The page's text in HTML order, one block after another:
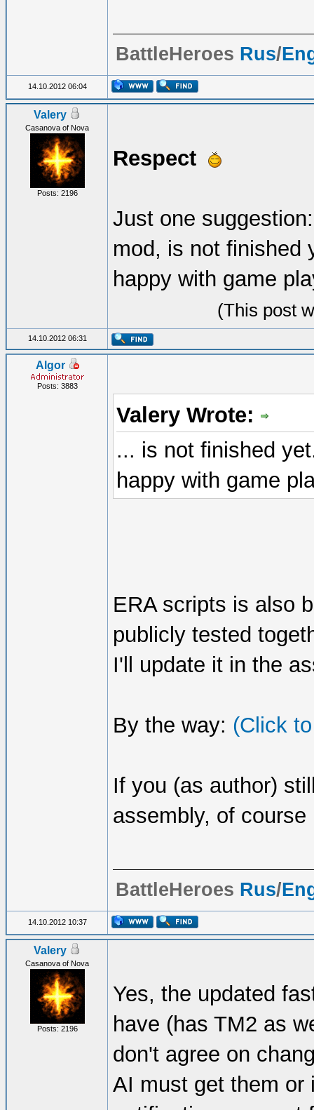
BattleHeroes Rus/
14.10.2012 06:04
Valery
Casanova of Nova
Posts: 2196
Respect
Just one
mod, is not finished
happy with game
(This post
14.10.2012 06:31
Algor
Posts: 3883
Valery Wrote:
... is not finished
happy with game
ERA scripts is also
publicly tested
I'll update it in the
By the way: (Click
If you (as author)
assembly, of
BattleHeroes Rus/
14.10.2012 10:37
Valery
Casanova of Nova
Posts: 2196
Yes, the updated
have (has TM2 as
don't agree on
AI must get them or